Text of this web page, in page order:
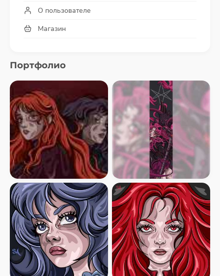
О пользователе
Магазин
Портфолио